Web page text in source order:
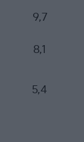
9,7
8,1
5,4